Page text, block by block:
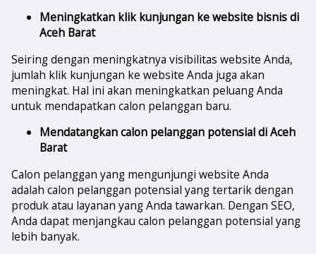
Meningkatkan klik kunjungan ke website bisnis di
Aceh Barat
Seiring dengan meningkatnya visibilitas website Anda,
jumlah klik kunjungan ke website Anda juga akan
meningkat. Hal ini akan meningkatkan peluang Anda
untuk mendapatkan calon pelanggan baru.
Mendatangkan calon pelanggan potensial diAceh
Barat
Calon pelanggan yang mengunjungi website Anda
adalah calon pelanggan potensial yang tertarik dengan
produk atau layanan yang Anda tawarkan. Dengan SEO,
Anda dapat menjangkau calon pelanggan potensial yang
lebih banyak.